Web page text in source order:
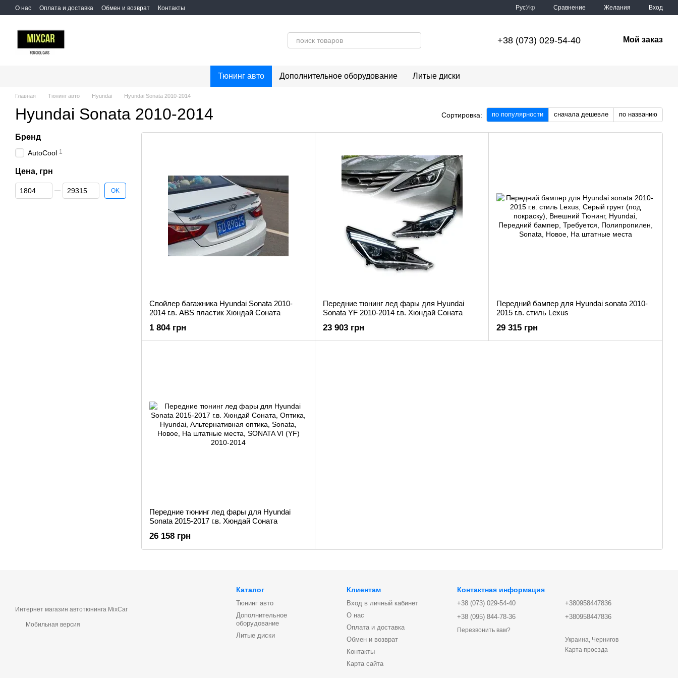
Перейти к основному контенту
О нас Оплата и доставка Обмен и возврат Контакты РусУкр Сравнение Желания Вход
+38 (073) 029-54-40 Мой заказ
Тюнинг авто Дополнительное оборудование Литые диски
Главная Тюнинг авто Hyundai Hyundai Sonata 2010-2014
Hyundai Sonata 2010-2014 Сортировка: по популярности сначала дешевле по названию
Спойлер багажника Hyundai Sonata 2010-
2014 г.в. ABS пластик Хюндай Соната
1 804 грн
Передние тюнинг лед фары для Hyundai
Sonata YF 2010-2014 г.в. Хюндай Соната
23 903 грн
Передний бампер для Hyundai sonata 2010-
2015 г.в. стиль Lexus
29 315 грн
Передние тюнинг лед фары для Hyundai
Sonata 2015-2017 г.в. Хюндай Соната
26 158 грн
Бренд
AutoCool 1
Цена, грн
От Цена, грн
До Цена, грн OK
Интернет магазин автотюнинга MixCar
Мобильная версия
Каталог
Тюнинг авто
Дополнительное
оборудование
Литые диски
Клиентам
Вход в личный кабинет
О нас
Оплата и доставка
Обмен и возврат
Контакты
Карта сайта
Контактная информация
+38 (073) 029-54-40
+38 (095) 844-78-36
Перезвонить вам?
+380958447836
+380958447836
Украина, Чернигов
Карта проезда